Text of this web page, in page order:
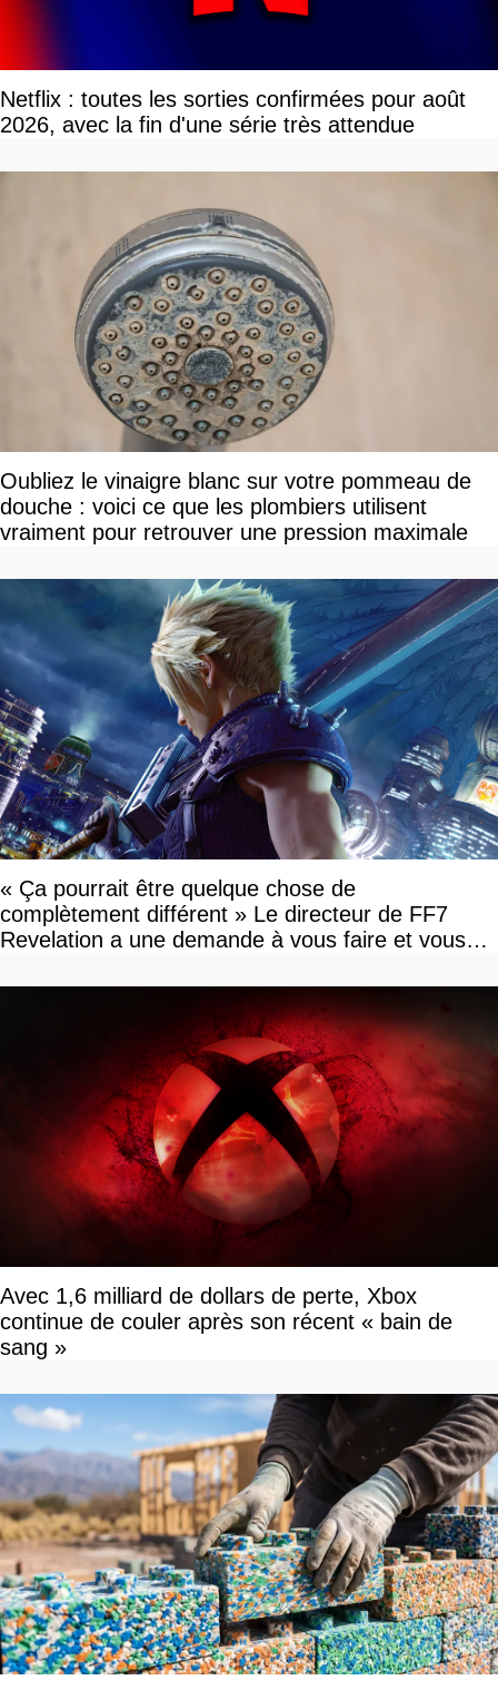
Netflix : toutes les sorties confirmées pour août
2026, avec la fin d'une série très attendue
Oubliez le vinaigre blanc sur votre pommeau de
douche : voici ce que les plombiers utilisent
vraiment pour retrouver une pression maximale
« Ça pourrait être quelque chose de
complètement différent » Le directeur de FF7
Revelation a une demande à vous faire et vous
Avec 1,6 milliard de dollars de perte, Xbox
continue de couler après son récent « bain de
sang »